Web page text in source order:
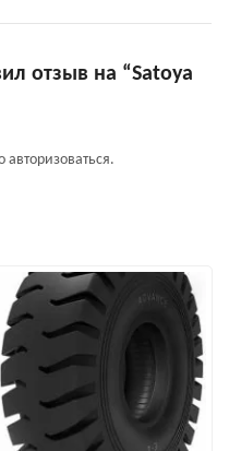
отзыв на “Satoya
авторизоваться.